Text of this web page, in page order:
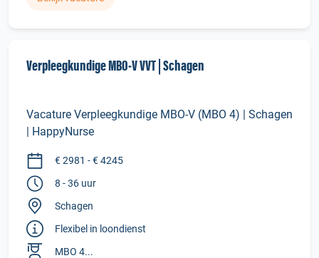
Verpleegkundige MBO‑V VVT | Schagen
Vacature Verpleegkundige MBO-V (MBO 4) | Schagen
| HappyNurse
€ 2981 - € 4245
8 - 36 uur
Schagen
Flexibel in loondienst
MBO 4...